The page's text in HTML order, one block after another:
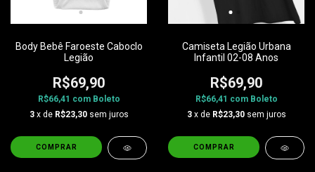
Body Bebê Faroeste Caboclo
Legião
R$69,90
R$66,41 com Boleto
3 x de R$23,30 sem juros
COMPRAR
Camiseta Legião Urbana
Infantil 02-08 Anos
R$69,90
R$66,41 com Boleto
3 x de R$23,30 sem juros
COMPRAR